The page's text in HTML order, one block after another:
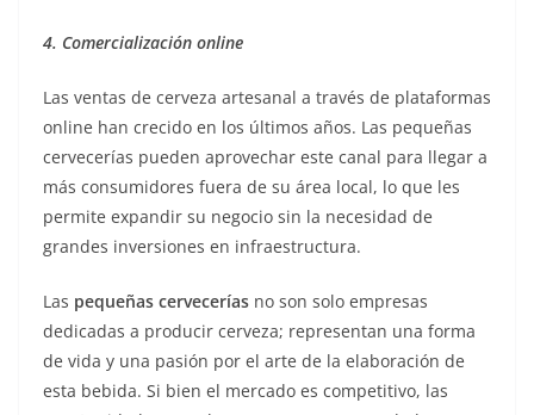
4. Comercialización online
Las ventas de cerveza artesanal a través de plataformas
online han crecido en los últimos años. Las pequeñas
cervecerías pueden aprovechar este canal para llegar a
más consumidores fuera de su área local, lo que les
permite expandir su negocio sin la necesidad de
grandes inversiones en infraestructura.
Las pequeñas cervecerías no son solo empresas
dedicadas a producir cerveza; representan una forma
de vida y una pasión por el arte de la elaboración de
esta bebida. Si bien el mercado es competitivo, las